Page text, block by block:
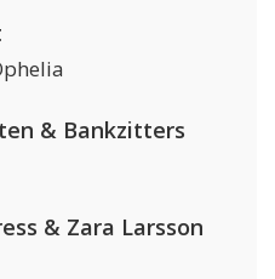
& Bankzitters
& Zara Larsson